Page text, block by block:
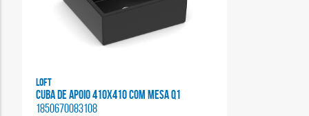
Loft
CUBA DE APOIO 410X410 COM MESA Q1
1850670083108